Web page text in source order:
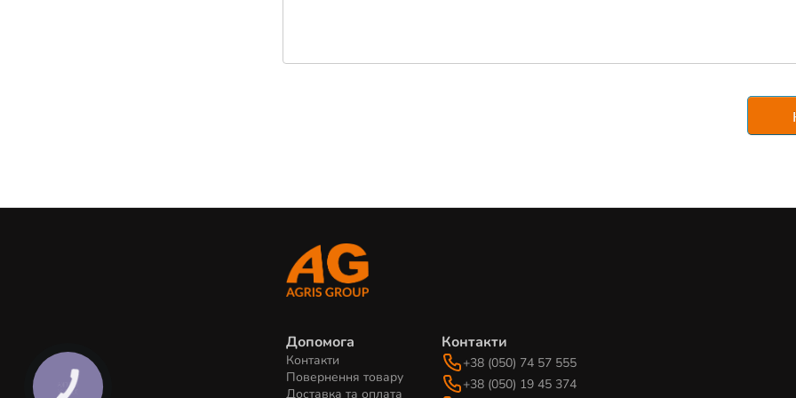
Допомога
Контакти
Повернення товару
Доставка та оплата
Контакти
+38 (050) 74 57 555
+38 (050) 19 45 374
КНОПКА
ЗВ'ЯЗКУ